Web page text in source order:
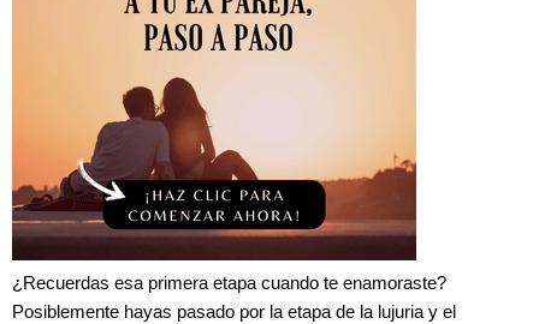
¿Recuerdas esa primera etapa cuando te enamoraste?
Posiblemente hayas pasado por la etapa de la lujuria y el